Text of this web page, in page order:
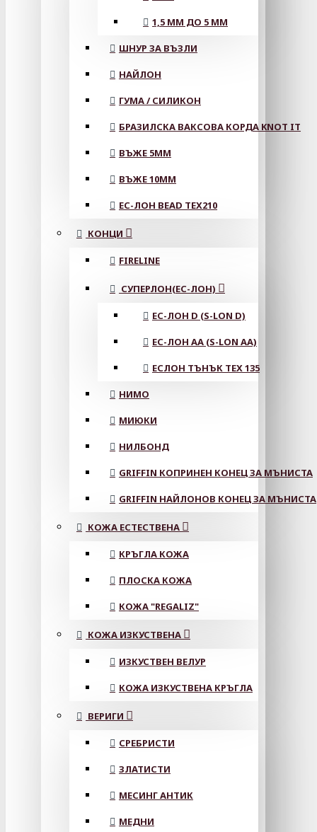
1,5 ММ ДО 5 ММ
ШНУР ЗА ВЪЗЛИ
НАЙЛОН
ГУМА / СИЛИКОН
БРАЗИЛСКА ВАКСОВА КОРДА KNOT IT
ВЪЖЕ 5MM
ВЪЖЕ 10MM
ЕС-ЛОН BEAD TEX210
КОНЦИ
FIRELINE
СУПЕРЛОН(ЕС-ЛОН)
ЕС-ЛОН D (S-LON D)
ЕС-ЛОН АА (S-LON AA)
ЕСЛОН ТЪНЪК TEX 135
НИМО
МИЮКИ
НИЛБОНД
GRIFFIN КОПРИНЕН КОНЕЦ ЗА МЪНИСТА
GRIFFIN НАЙЛОНОВ КОНЕЦ ЗА МЪНИСТА
КОЖА ЕСТЕСТВЕНА
КРЪГЛА КОЖА
ПЛОСКА КОЖА
КОЖА "REGALIZ"
КОЖА ИЗКУСТВЕНА
ИЗКУСТВЕН ВЕЛУР
КОЖА ИЗКУСТВЕНА КРЪГЛА
ВЕРИГИ
СРЕБРИСТИ
ЗЛАТИСТИ
МЕСИНГ АНТИК
МЕДНИ